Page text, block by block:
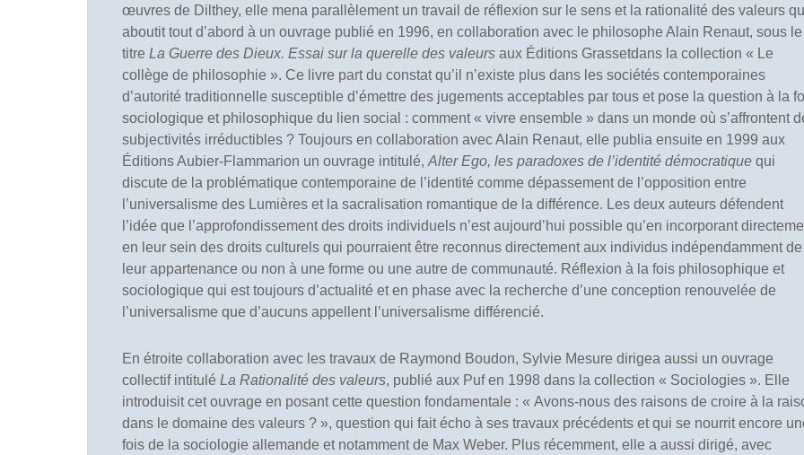
œuvres de Dilthey, elle mena parallèlement un travail de réflexion sur le sens et la rationalité des valeurs
aboutit tout d’abord à un ouvrage publié en 1996, en collaboration avec le philosophe Alain Renaut, sous le
titre La Guerre des Dieux. Essai sur la querelle des valeurs aux Éditions Grassetdans la collection « Le
collège de philosophie ». Ce livre part du constat qu’il n’existe plus dans les sociétés contemporaines
d’autorité traditionnelle susceptible d’émettre des jugements acceptables par tous et pose la question à la
sociologique et philosophique du lien social : comment « vivre ensemble » dans un monde où s’affrontent
subjectivités irréductibles ? Toujours en collaboration avec Alain Renaut, elle publia ensuite en 1999 aux
Éditions Aubier-Flammarion un ouvrage intitulé, Alter Ego, les paradoxes de l’identité démocratique qui
discute de la problématique contemporaine de l’identité comme dépassement de l’opposition entre
l’universalisme des Lumières et la sacralisation romantique de la différence. Les deux auteurs défendent
l’idée que l’approfondissement des droits individuels n’est aujourd’hui possible qu’en incorporant
en leur sein des droits culturels qui pourraient être reconnus directement aux individus indépendamment de
leur appartenance ou non à une forme ou une autre de communauté. Réflexion à la fois philosophique et
sociologique qui est toujours d’actualité et en phase avec la recherche d’une conception renouvelée de
l’universalisme que d’aucuns appellent l’universalisme différencié.
En étroite collaboration avec les travaux de Raymond Boudon, Sylvie Mesure dirigea aussi un ouvrage
collectif intitulé La Rationalité des valeurs, publié aux Puf en 1998 dans la collection « Sociologies ». Elle
introduisit cet ouvrage en posant cette question fondamentale : « Avons-nous des raisons de croire à la
dans le domaine des valeurs ? », question qui fait écho à ses travaux précédents et qui se nourrit encore
fois de la sociologie allemande et notamment de Max Weber. Plus récemment, elle a aussi dirigé, avec